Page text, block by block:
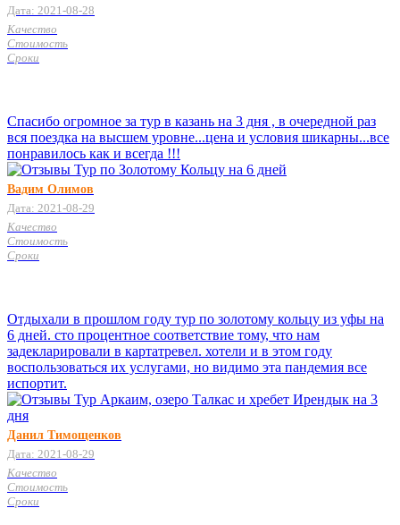
Дата: 2021-08-28
Качество
Стоимость
Сроки
Спасибо огромное за тур в казань на 3 дня , в очередной раз
вся поездка на высшем уровне...цена и условия шикарны...все
понравилось как и всегда !!!
Вадим Олимов
Дата: 2021-08-29
Качество
Стоимость
Сроки
Отдыхали в прошлом году тур по золотому кольцу из уфы на
6 дней. сто процентное соответствие тому, что нам
задекларировали в картатревел. хотели и в этом году
воспользоваться их услугами, но видимо эта пандемия все
испортит.
Данил Тимощенков
Дата: 2021-08-29
Качество
Стоимость
Сроки